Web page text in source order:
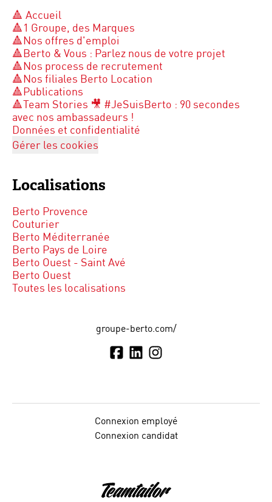
🔺 Accueil
🔺1 Groupe, des Marques
🔺Nos offres d'emploi
🔺Berto & Vous : Parlez nous de votre projet
🔺Nos process de recrutement
🔺Nos filiales Berto Location
🔺Publications
🔺Team Stories 🎥 #JeSuisBerto : 90 secondes
avec nos ambassadeurs !
Données et confidentialité
Gérer les cookies
Localisations
Berto Provence
Couturier
Berto Méditerranée
Berto Pays de Loire
Berto Ouest - Saint Avé
Berto Ouest
Toutes les localisations
groupe-berto.com/
Connexion employé
Connexion candidat